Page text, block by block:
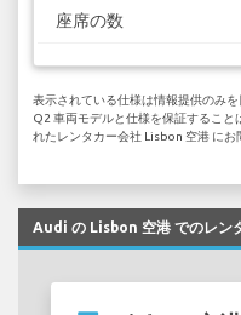
座席の数
表示されている仕様は情報提供のみ
Q2 車両モデルと仕様を保証すること
れたレンタカー会社 Lisbon 空港 にお
Audi の Lisbon 空港 でのレン